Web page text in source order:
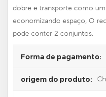
dobre e transporte como
economizando espaço, O
pode conter 2 conjuntos.
Forma de pagamento:
origem do produto: